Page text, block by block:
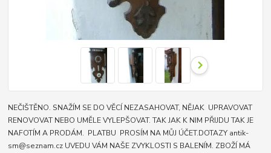
NEČIŠTĚNO. SNAŽÍM SE DO VĚCÍ NEZASAHOVAT, NĚJAK UPRAVOVAT
RENOVOVAT NEBO UMĚLE VYLEPŠOVAT. TAK JAK K NIM PŘIJDU TAK JE
NAFOTÍM A PRODÁM. PLATBU PROSÍM NA MŮJ ÚČET.DOTAZY antik-
sm@seznam.cz UVEDU VÁM NAŠE ZVYKLOSTI S BALENÍM. ZBOŽÍ MÁ